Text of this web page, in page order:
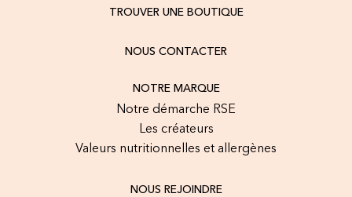
TROUVER UNE BOUTIQUE
NOUS CONTACTER
NOTRE MARQUE
Notre démarche RSE
Les créateurs
Valeurs nutritionnelles et allergènes
NOUS REJOINDRE